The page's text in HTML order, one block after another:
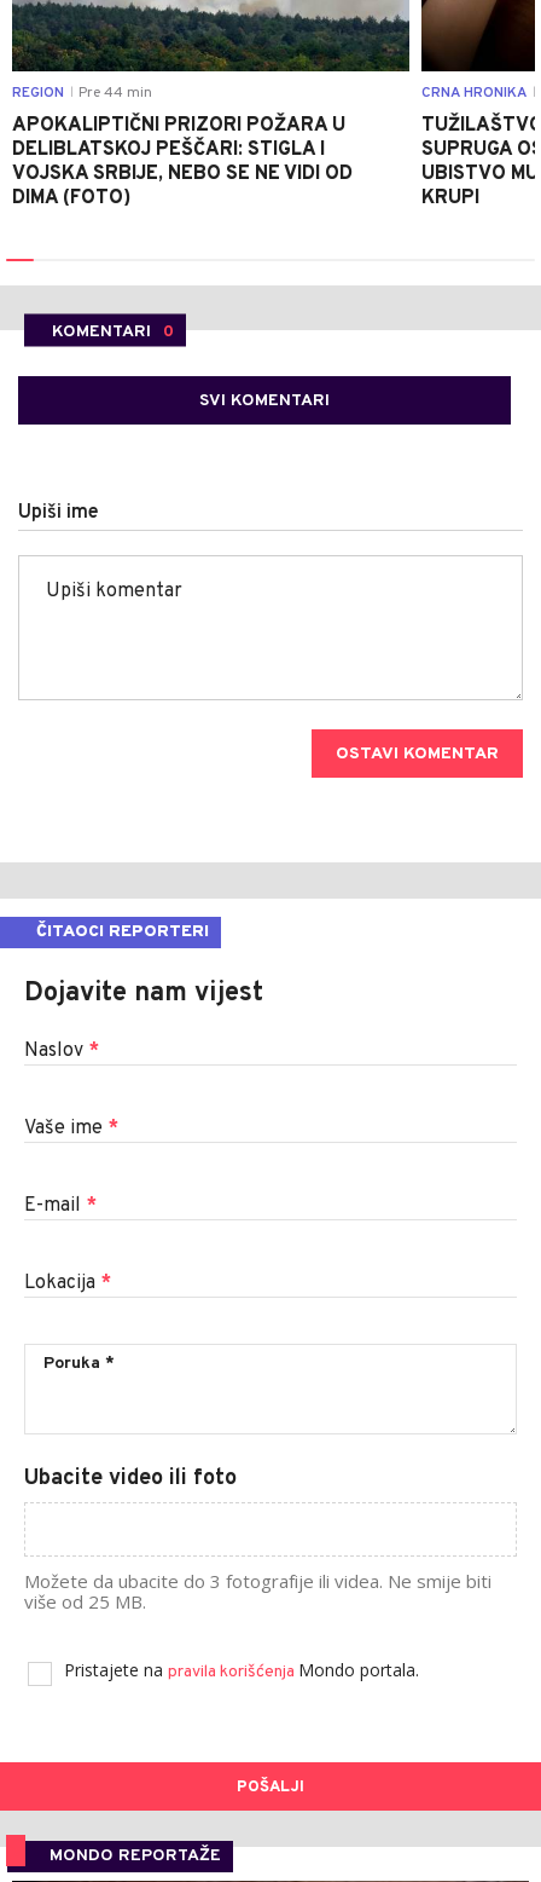
REGION Pre 44 min
APOKALIPTIČNI PRIZORI POŽARA U
DELIBLATSKOJ PEŠČARI: STIGLA I
VOJSKA SRBIJE, NEBO SE NE VIDI OD
DIMA (FOTO)
CRNA HRONIKA
SUPRUGA
UBISTVO
KRUPI
KOMENTARI 0
SVI KOMENTARI
Upiši ime
OSTAVI KOMENTAR
ČITAOCI REPORTERI
Dojavite nam vijest
Naslov *
Vaše ime *
E-mail *
Lokacija *
Ubacite video ili foto
Možete da ubacite do 3 fotografije ili videa. Ne smije biti
više od 25 MB.
Pristajete na pravila korišćenja Mondo portala.
POŠALJI
MONDO REPORTAŽE